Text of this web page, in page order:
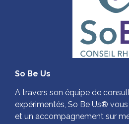
So Be Us
A travers son équipe de
expérimentés, So Be Us®
et un accompagnement sur